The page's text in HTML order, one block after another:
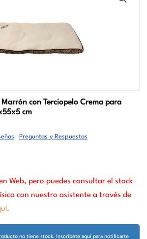
con Terciopelo Crema para
cm
Preguntas y Respuestas
Web, pero puedes consultar el stock
con nuestro asistente a través de
no tiene stock. Inscribete aquí para notificarte